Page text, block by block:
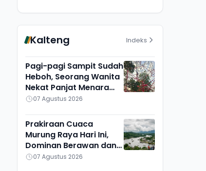
Kalteng Indeks
Pagi-pagi Sampit Sudah
Heboh, Seorang Wanita
Nekat Panjat Menara
TVRI, Mau Apa?
07 Agustus 2026
Prakiraan Cuaca
Murung Raya Hari Ini,
Dominan Berawan dan
Cerah, Seribu Riam
07 Agustus 2026